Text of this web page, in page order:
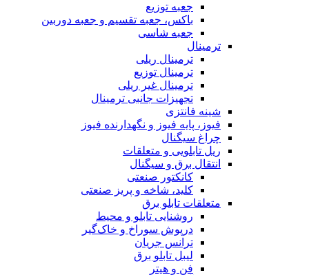
جعبه توزیع
باکس، جعبه تقسیم و جعبه دوربین
جعبه شاسی
ترمینال
ترمینال ریلی
ترمینال توزیع
ترمینال غیر ریلی
تجهیزات جانبی ترمینال
شینه فانتزی
فیوز، پایه فیوز و نگهدارنده فیوز
چراغ سیگنال
ریل تابلویی و متعلقات
انتقال برق و سیگنال
کانکتور صنعتی
کلید، شاخه و پریز صنعتی
متعلقات تابلو برق
روشنایی تابلو و محیط
درپوش سوراخ و خاک‌گیر
ترانس جریان
لیبل تابلو برق
فن و هیتر